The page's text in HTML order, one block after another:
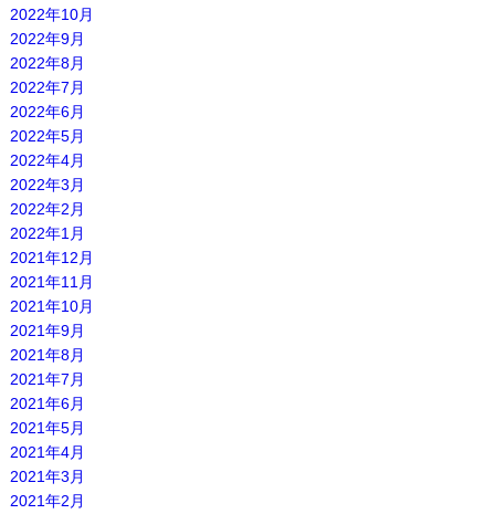
2022年10月
2022年9月
2022年8月
2022年7月
2022年6月
2022年5月
2022年4月
2022年3月
2022年2月
2022年1月
2021年12月
2021年11月
2021年10月
2021年9月
2021年8月
2021年7月
2021年6月
2021年5月
2021年4月
2021年3月
2021年2月